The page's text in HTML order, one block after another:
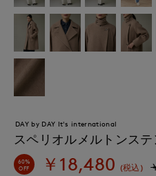
DAY by DAY It's international
スペリオルメルトンス
60%
OFF
￥18,480 (税込)